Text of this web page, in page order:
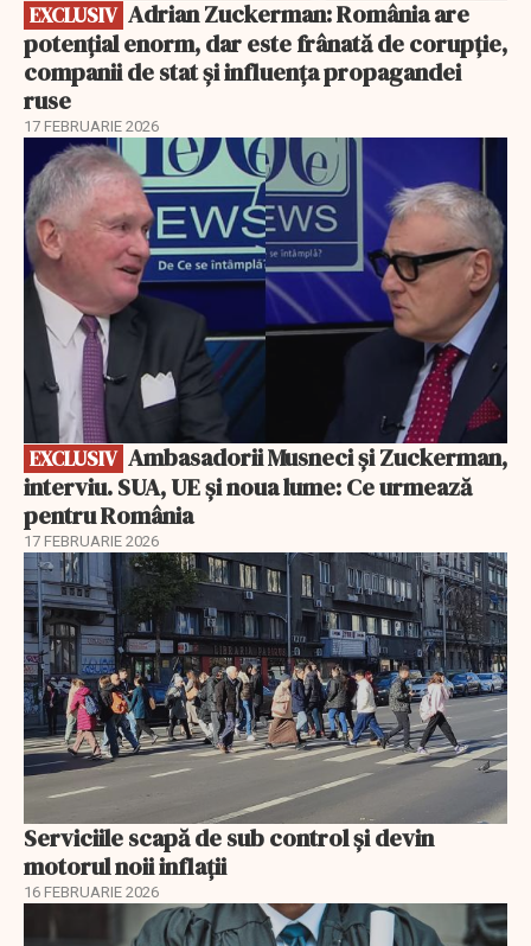
EXCLUSIV
potențial enorm, dar este frânată de corupție,
companii de stat și influența propagandei
ruse
17 FEBRUARIE 2026
EXCLUSIV
EXCLUSIV
interviu. SUA, UE și noua lume: Ce urmează
pentru România
17 FEBRUARIE 2026
Serviciile scapă de sub control și devin
motorul noii inflații
16 FEBRUARIE 2026